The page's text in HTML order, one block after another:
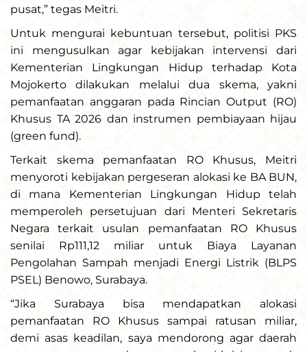
pusat,” tegas Meitri.
Untuk mengurai kebuntuan tersebut, politisi PKS
ini mengusulkan agar kebijakan intervensi dari
Kementerian Lingkungan Hidup terhadap Kota
Mojokerto dilakukan melalui dua skema, yakni
pemanfaatan anggaran pada Rincian Output (RO)
Khusus TA 2026 dan instrumen pembiayaan hijau
(green fund).
Terkait skema pemanfaatan RO Khusus, Meitri
menyoroti kebijakan pergeseran alokasi ke BA BUN,
di mana Kementerian Lingkungan Hidup telah
memperoleh persetujuan dari Menteri Sekretaris
Negara terkait usulan pemanfaatan RO Khusus
senilai Rp111,12 miliar untuk Biaya Layanan
Pengolahan Sampah menjadi Energi Listrik (BLPS
PSEL) Benowo, Surabaya.
“Jika Surabaya bisa mendapatkan alokasi
pemanfaatan RO Khusus sampai ratusan miliar,
demi asas keadilan, saya mendorong agar daerah